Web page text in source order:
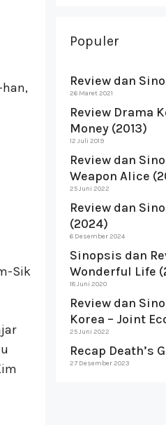
han,
Sik
Populer
Review dan
26 Maret 2021
Review Drama
Money (2013)
12 Juli 2019
Review dan
Weapon Alice
25 Juni 2022
Review dan
(2024)
6 Desember 2024
Sinopsis dan
Wonderful Life
18 Juni 2020
Review dan
Korea – Joint
25 Juni 2022
Recap Death’s
27 Desember 2023